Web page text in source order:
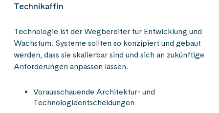
Technikaffin
Technologie ist der Wegbereiter für Entwicklung und
Wachstum. Systeme sollten so konzipiert und gebaut
werden, dass sie skalierbar sind und sich an zukünftige
Anforderungen anpassen lassen.
Vorausschauende Architektur- und
Technologieentscheidungen